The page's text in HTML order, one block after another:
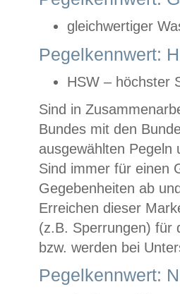
gleichwertiger
Pegelkennwert:
HSW – höchster
Sind in
Bundes mit den
ausgewählten
Sind immer für einen
Gegebenheiten ab
Erreichen dieser
(z.B. Sperrungen) für
bzw. werden bei
Pegelkennwert: